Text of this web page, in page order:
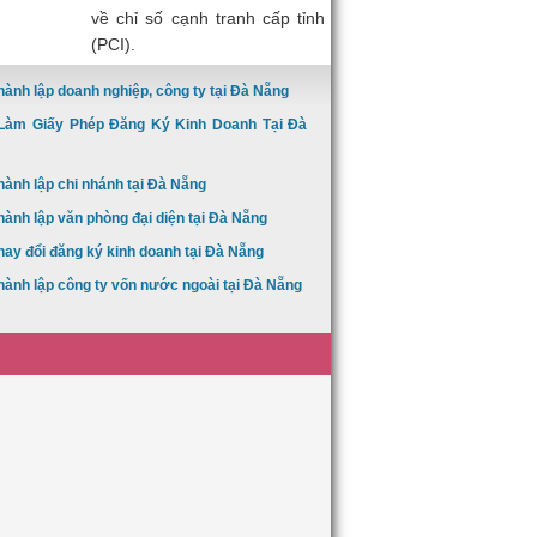
về chỉ số cạnh tranh cấp tỉnh
(PCI).
lập doanh nghiệp, công ty tại Đà Nẵng
Giấy Phép Đăng Ký Kinh Doanh Tại Đà
lập chi nhánh tại Đà Nẵng
lập văn phòng đại diện tại Đà Nẵng
đổi đăng ký kinh doanh tại Đà Nẵng
lập công ty vốn nước ngoài tại Đà Nẵng